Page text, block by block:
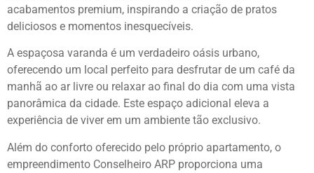
acabamentos premium, inspirando a criação de pratos
deliciosos e momentos inesquecíveis.
A espaçosa varanda é um verdadeiro oásis urbano,
oferecendo um local perfeito para desfrutar de um café da
manhã ao ar livre ou relaxar ao final do dia com uma vista
panorâmica da cidade. Este espaço adicional eleva a
experiência de viver em um ambiente tão exclusivo.
Além do conforto oferecido pelo próprio apartamento, o
empreendimento Conselheiro ARP proporciona uma